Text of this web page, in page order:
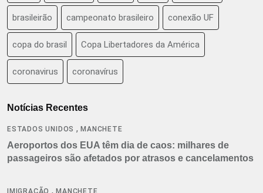
brasileirão campeonato brasileiro conexão UF
copa do brasil Copa Libertadores da América
coronavirus coronavírus
Notícias Recentes
ESTADOS UNIDOS ,MANCHETE
Aeroportos dos EUA têm dia de caos: milhares de
passageiros são afetados por atrasos e cancelamentos
IMIGRAÇÃO ,MANCHETE